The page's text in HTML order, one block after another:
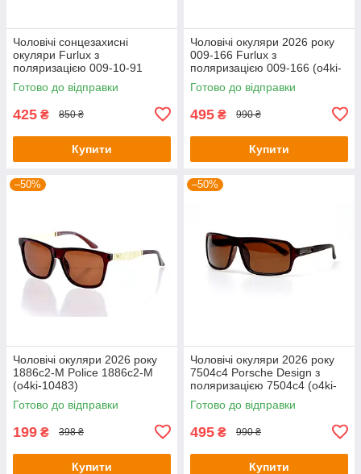
Чоловічі сонцезахисні
окуляри Furlux з
поляризацією 009-10-91
(o4ki-7461)
Готово до відправки
425 ₴ 850 ₴
Купити
Чоловічі окуляри 2026 року
009-166 Furlux з
поляризацією 009-166 (o4ki-
7473)
Готово до відправки
495 ₴ 990 ₴
Купити
–50%
Чоловічі окуляри 2026 року
1886c2-M Police 1886c2-M
(o4ki-10483)
Готово до відправки
199 ₴ 398 ₴
Купити
–50%
Чоловічі окуляри 2026 року
7504c4 Porsche Design з
поляризацією 7504c4 (o4ki-
10881)
Готово до відправки
495 ₴ 990 ₴
Купити